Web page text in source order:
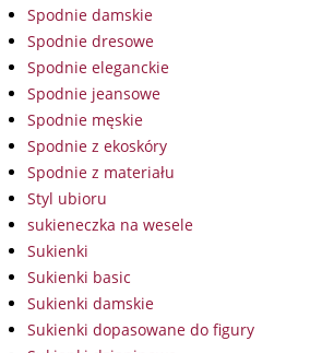
Spodnie damskie
Spodnie dresowe
Spodnie eleganckie
Spodnie jeansowe
Spodnie męskie
Spodnie z ekoskóry
Spodnie z materiału
Styl ubioru
sukieneczka na wesele
Sukienki
Sukienki basic
Sukienki damskie
Sukienki dopasowane do figury